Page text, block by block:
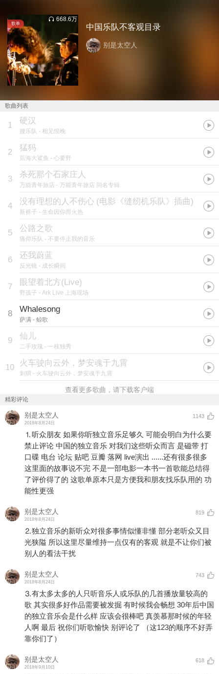
歌单
668.6万
中国乐队不客观目录
别是太空人
歌曲列表
1 硬汉
腰乐队 - 相见恨晚
2 猛犸
后海大鲨鱼 - 心要野
3 杀死那个石家庄人
万能青年旅店 - 万能青年旅店 同名专辑
4 没有理想的人不伤心 (电影《缝纫机乐队》插曲)
新裤子 - 生命因你而火热
5 公路之歌
痛仰乐队 - 不要停止我的音乐
6 还我蔚蓝
反光镜 - 成长瞬间
7 眼望着北方(Live)
野孩子 - Ark Live 上海现场
8 Whalesong
萨满 - 鲸歌
9 仙儿
二手玫瑰 - 一枝独秀
10 火车驶向云外，梦安魂于九霄
刺猬 - 火车驶向云外，梦安魂于九霄
查看更多歌曲，请下载客户端
精彩评论
别是太空人
2018年8月24日
1143
⒈听众朋友 如果你听独立音乐足够久 可能会明白为什么要
禁止评论 中国的独立音乐 对我们这些听众而言 是磁带 打
口碟 电台 论坛 贴吧 豆瓣 落网 live演出 ......还有很多很多
这里面的故事说不完 不是一部电影一本书一首歌能总结得
了评价得了的 这歌单原本只是方便我和朋友找乐队用的 功
能性更强
别是太空人
2018年8月24日
819
⒉独立音乐的新听众对很多事情似懂非懂 部分老听众又目
光狭隘 所以这里尽量维持一点仅有的客观 就是不让你们被
别人的看法干扰
别是太空人
2018年8月24日
743
⒊有太多太多的人只听音乐人或乐队的几首播放量较高的
歌 其实很多好作品需要被发掘 有时候我会畅想 30年后中国
的独立音乐会是什么样 应该会很棒吧 真羡慕那时候的年轻
人啊 最后 祝你们听歌愉快 别评论了 （这123的顺序不好弄
靠你们了）
别是太空人
2018年9月10日
618